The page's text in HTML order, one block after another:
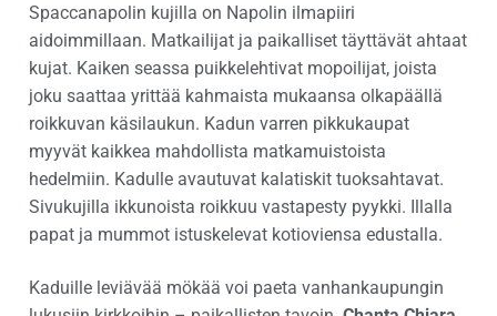
Spaccanapolin kujilla on Napolin ilmapiiri
aidoimmillaan. Matkailijat ja paikalliset täyttävät ahtaat
kujat. Kaiken seassa puikkelehtivat mopoilijat, joista
joku saattaa yrittää kahmaista mukaansa olkapäällä
roikkuvan käsilaukun. Kadun varren pikkukaupat
myyvät kaikkea mahdollista matkamuistoista
hedelmiin. Kadulle avautuvat kalatiskit tuoksahtavat.
Sivukujilla ikkunoista roikkuu vastapesty pyykki. Illalla
papat ja mummot istuskelevat kotioviensa edustalla.
Kaduille leviävää mökää voi paeta vanhankaupungin